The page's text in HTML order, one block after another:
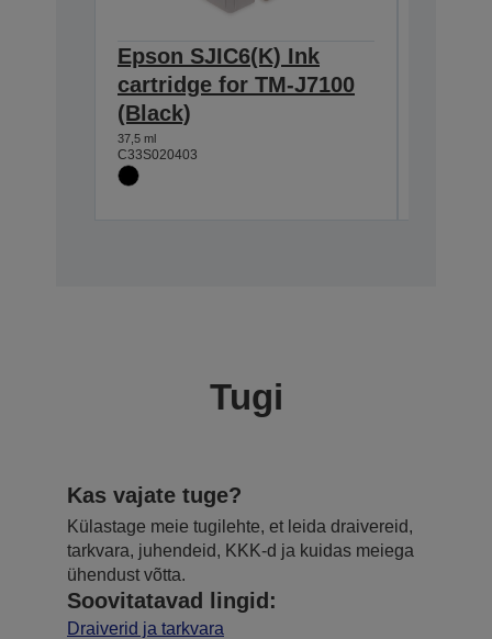
Epson SJIC6(K) Ink
cartridge for TM-J7100
(Black)
37,5 ml
C33S020403
Tugi
Kas vajate tuge?
Külastage meie tugilehte, et leida draivereid,
tarkvara, juhendeid, KKK-d ja kuidas meiega
ühendust võtta.
Soovitatavad lingid:
Draiverid ja tarkvara